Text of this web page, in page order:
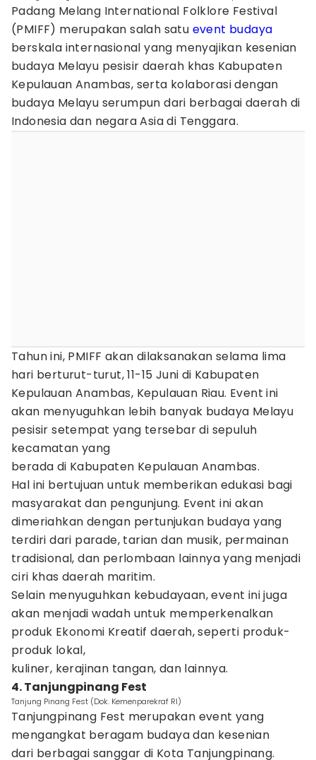
Padang Melang International Folklore Festival
(PMIFF) merupakan salah satu event budaya
berskala internasional yang menyajikan kesenian
budaya Melayu pesisir daerah khas Kabupaten
Kepulauan Anambas, serta kolaborasi dengan
budaya Melayu serumpun dari berbagai daerah di
Indonesia dan negara Asia di Tenggara.
Tahun ini, PMIFF akan dilaksanakan selama lima
hari berturut-turut, 11-15 Juni di Kabupaten
Kepulauan Anambas, Kepulauan Riau. Event ini
akan menyuguhkan lebih banyak budaya Melayu
pesisir setempat yang tersebar di sepuluh
kecamatan yang
berada di Kabupaten Kepulauan Anambas.
Hal ini bertujuan untuk memberikan edukasi bagi
masyarakat dan pengunjung. Event ini akan
dimeriahkan dengan pertunjukan budaya yang
terdiri dari parade, tarian dan musik, permainan
tradisional, dan perlombaan lainnya yang menjadi
ciri khas daerah maritim.
Selain menyuguhkan kebudayaan, event ini juga
akan menjadi wadah untuk memperkenalkan
produk Ekonomi Kreatif daerah, seperti produk-
produk lokal,
kuliner, kerajinan tangan, dan lainnya.
4. Tanjungpinang Fest
Tanjung Pinang Fest (Dok. Kemenparekraf RI)
Tanjungpinang Fest merupakan event yang
mengangkat beragam budaya dan kesenian
dari berbagai sanggar di Kota Tanjungpinang.